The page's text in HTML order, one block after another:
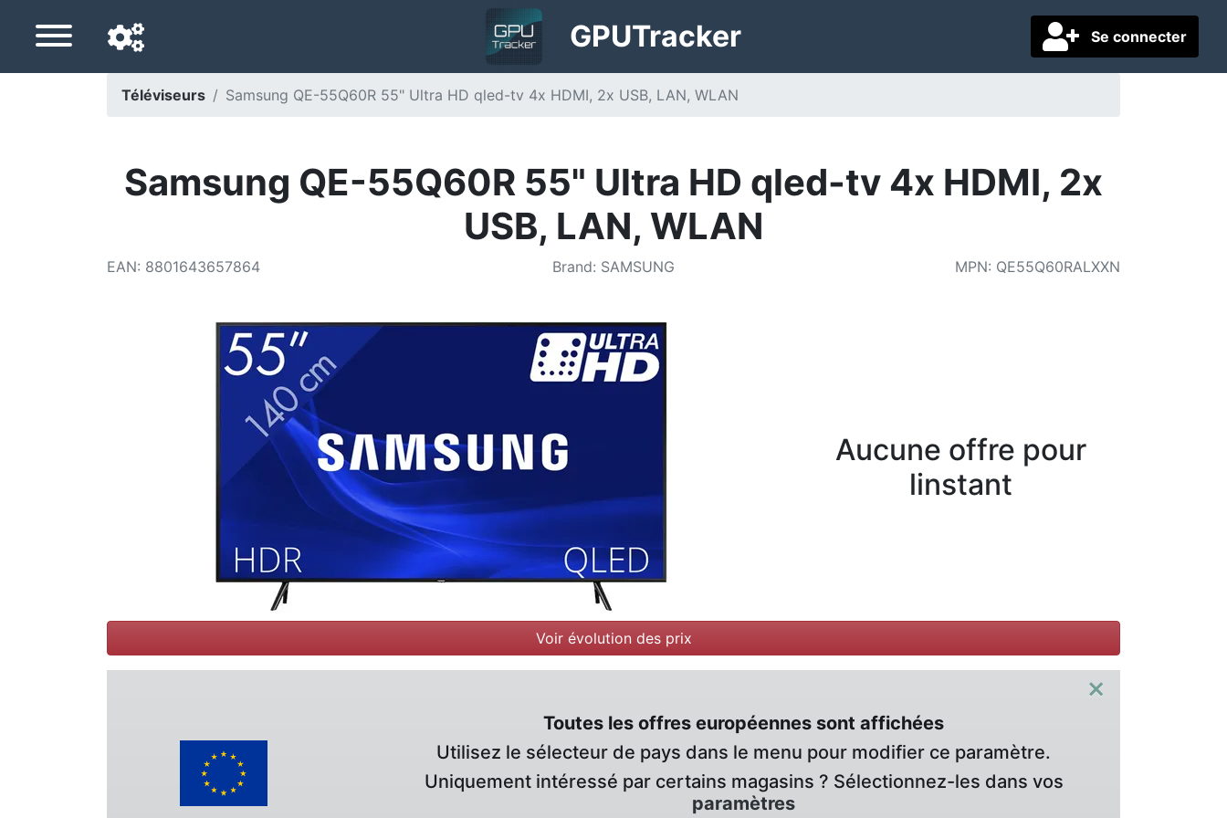
Se connecter
GPUTracker
Pays de livraison
Téléviseurs Samsung QE-55Q60R 55" Ultra HD qled-tv 4x HDMI, 2x USB, LAN, WLAN
Samsung QE-55Q60R 55" Ultra HD qled-tv 4x HDMI, 2x
USB, LAN, WLAN
EAN: 8801643657864 Brand: SAMSUNG MPN: QE55Q60RALXXN
Aucune offre pour
linstant
Voir évolution des prix
×
Toutes les offres européennes sont affichées
Utilisez le sélecteur de pays dans le menu pour modifier ce paramètre.
Uniquement intéressé par certains magasins ? Sélectionnez-les dans vos
paramètres